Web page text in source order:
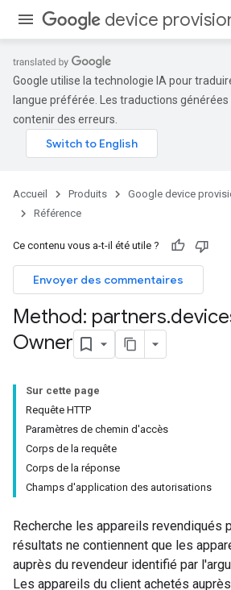
device provisioning
Google utilise la technologie IA pour
langue préférée. Les traductions
contenir des erreurs.
Accueil Produits
Google device
Référence
Ce contenu vous a-t-il été utile ?
Envoyer des commentaires
Method: partners.
Owner
Sur cette page
Requête HTTP
Paramètres de chemin d'accès
Corps de la requête
Corps de la réponse
Champs d'application des autorisations
Recherche les appareils revendiqués
résultats ne contiennent que les
auprès du revendeur identifié par
Les appareils du client achetés